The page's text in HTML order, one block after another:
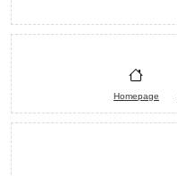
Homepage